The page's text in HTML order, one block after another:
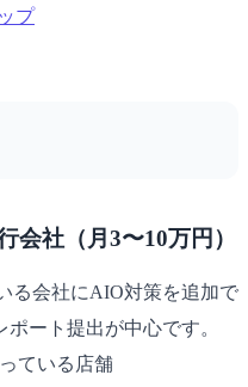
プ
会社（月3〜10万円）
る会社にAIO対策を追加で
ート提出が中心です。
ている店舗